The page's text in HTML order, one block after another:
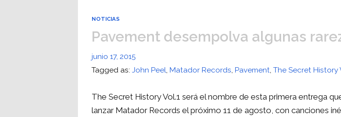
NOTICIAS
Pavement desempolva algunas
junio 17, 2015
Tagged as:John Peel,Matador Records,Pavement,The Secret History
The Secret History Vol.1 será el nombre de esta primera entrega
lanzar Matador Records el próximo 11 de agosto, con canciones